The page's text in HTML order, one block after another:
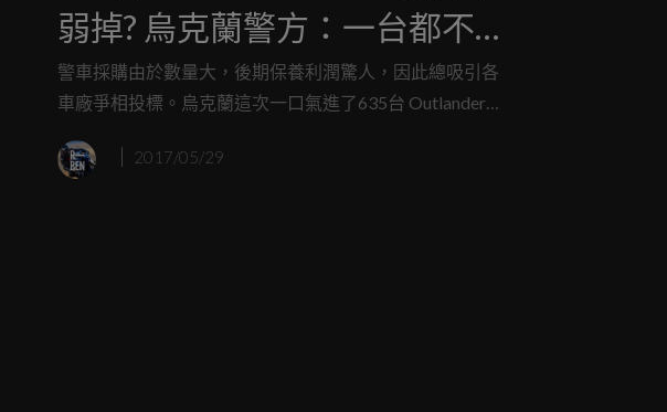
弱掉? 烏克蘭警方：一台都不用
錢！
警車採購由於數量大，後期保養利潤驚人，因此總吸引各
車廠爭相投標。烏克蘭這次一口氣進了635台 Outlander
法?
2017/05/29